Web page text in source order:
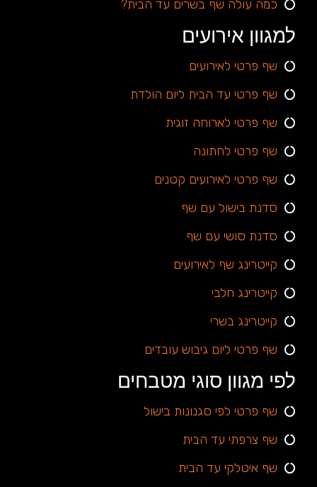
כמה עולה שף בשרים עד הבית?
למגוון אירועים
שף פרטי לאירועים
שף פרטי עד הבית ליום הולדת
שף פרטי לארוחה זוגית
שף פרטי לחתונה
שף פרטי לאירועים קטנים
סדנת בישול עם שף
סדנת סושי עם שף
קייטרינג שף לאירועים
קייטרינג חלבי
קייטרינג בשרי
שף פרטי ליום גיבוש עובדים
לפי מגוון סוגי מטבחים
שף פרטי לפי סגנונות בישול
שף צרפתי עד הבית
שף איטלקי עד הבית